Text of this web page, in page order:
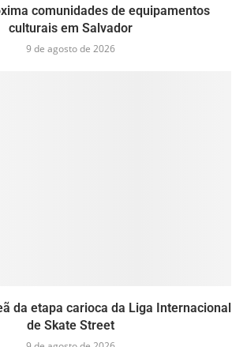
comunidades de equipamentos
culturais em Salvador
9 de agosto de 2026
da etapa carioca da Liga Internacional
de Skate Street